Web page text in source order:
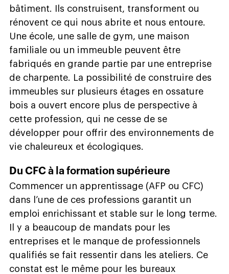
bâtiment. Ils construisent, transforment ou
rénovent ce qui nous abrite et nous entoure.
Une école, une salle de gym, une maison
familiale ou un immeuble peuvent être
fabriqués en grande partie par une entreprise
de charpente. La possibilité de construire des
immeubles sur plusieurs étages en ossature
bois a ouvert encore plus de perspective à
cette profession, qui ne cesse de se
développer pour offrir des environnements de
vie chaleureux et écologiques.
Du CFC à la formation supérieure
Commencer un apprentissage (AFP ou CFC)
dans l’une de ces professions garantit un
emploi enrichissant et stable sur le long terme.
Il y a beaucoup de mandats pour les
entreprises et le manque de professionnels
qualifiés se fait ressentir dans les ateliers. Ce
constat est le même pour les bureaux